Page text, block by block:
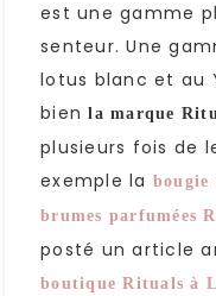
est une gamme
senteur. Une
lotus blanc et au
bienla marque
plusieurs fois de
exemple la bougie
brumes parfumées
posté un article
boutique Rituals à